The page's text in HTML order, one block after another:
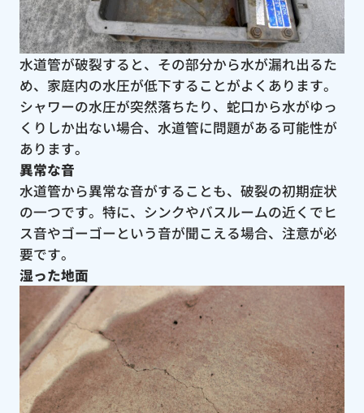
水道管が破裂すると、その部分から水が漏れ出るた
め、家庭内の水圧が低下することがよくあります。
シャワーの水圧が突然落ちたり、蛇口から水がゆっ
くりしか出ない場合、水道管に問題がある可能性が
あります。
異常な音
水道管から異常な音がすることも、破裂の初期症状
の一つです。特に、シンクやバスルームの近くでヒ
ス音やゴーゴーという音が聞こえる場合、注意が必
要です。
湿った地面